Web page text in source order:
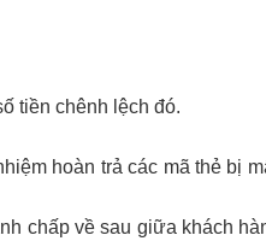
tiền chênh lệch đó.
hoàn trả các mã thẻ bị
chấp về sau giữa khách